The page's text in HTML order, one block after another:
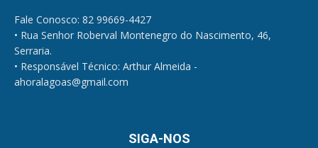
Fale Conosco: 82 99669-4427
• Rua Senhor Roberval Montenegro do Nascimento, 46,
Serraria.
• Responsável Técnico: Arthur Almeida -
ahoralagoas@gmail.com
SIGA-NOS